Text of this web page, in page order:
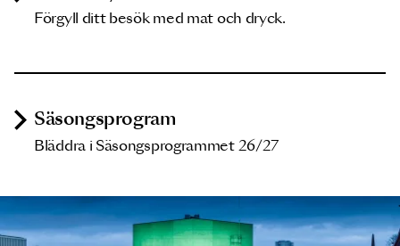
Förgyll ditt besök med mat och dryck.
Säsongsprogram
Bläddra i Säsongsprogrammet 26/27